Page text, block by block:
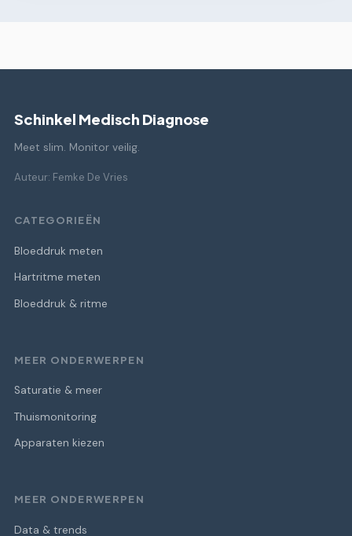
Schinkel Medisch Diagnose
Meet slim. Monitor veilig.
Auteur: Femke De Vries
CATEGORIEËN
Bloeddruk meten
Hartritme meten
Bloeddruk & ritme
MEER ONDERWERPEN
Saturatie & meer
Thuismonitoring
Apparaten kiezen
MEER ONDERWERPEN
Data & trends